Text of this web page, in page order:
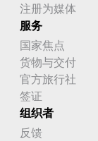
注册为媒体
服务
国家焦点
货物与交付
官方旅行社
签证
组织者
反馈